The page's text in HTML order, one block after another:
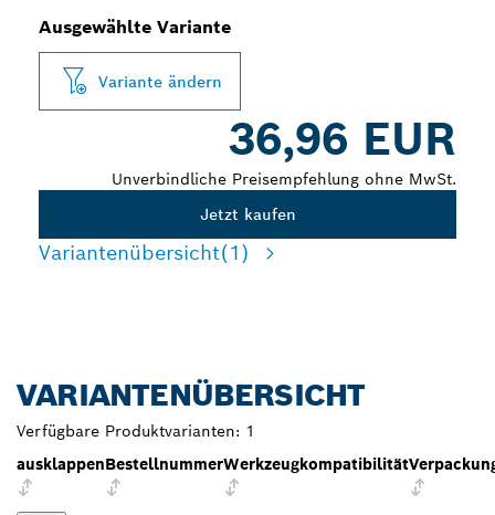
Ausgewählte Variante
Variante ändern
36,96 EUR
Unverbindliche Preisempfehlung ohne MwSt.
Jetzt kaufen
Variantenübersicht(1)
VARIANTENÜBERSICHT
Verfügbare Produktvarianten: 1
ausklappenBestellnummerWerkzeugkompatibilität